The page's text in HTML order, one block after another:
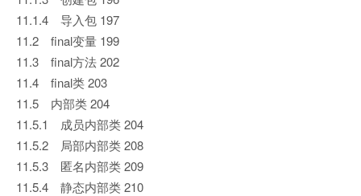
11.1.4 导入包 197
11.2 final变量 199
11.3 final方法 202
11.4 final类 203
11.5 内部类 204
11.5.1 成员内部类 204
11.5.2 局部内部类 208
11.5.3 匿名内部类 209
11.5.4 静态内部类 210